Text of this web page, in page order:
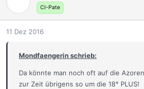
n
CI-Pate
11 Dez 2016
Mondfaengerin schrieb:
Da könnte man noch oft auf die
zur Zeit übrigens so um die 18° PLUS!